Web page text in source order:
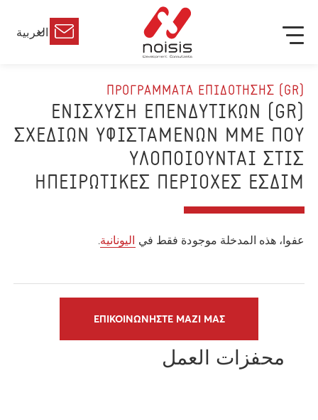
العربية
(GR) ΠΡΟΓΡΑΜΜΑΤΑ ΕΠΙΔΟΤΗΣΗΣ
(GR) ΕΝΙΣΧΥΣΗ ΕΠΕΝΔΥΤΙΚΩΝ
ΣΧΕΔΙΩΝ ΥΦΙΣΤΑΜΕΝΩΝ ΜΜΕ ΠΟΥ
ΥΛΟΠΟΙΟΥΝΤΑΙ ΣΤΙΣ
ΗΠΕΙΡΩΤΙΚΕΣ ΠΕΡΙΟΧΕΣ ΕΣΔΙΜ
عفوا، هذه المدخلة موجودة فقط في اليونانية.
ΕΠΙΚΟΙΝΩΝΗΣΤΕ ΜΑΖΙ ΜΑΣ
محفزات العمل